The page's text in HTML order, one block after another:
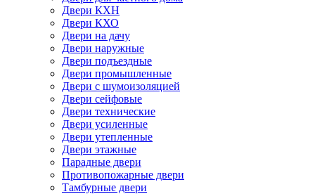
Двери КХН
Двери КХО
Двери на дачу
Двери наружные
Двери подъездные
Двери промышленные
Двери с шумоизоляцией
Двери сейфовые
Двери технические
Двери усиленные
Двери утепленные
Двери этажные
Парадные двери
Противопожарные двери
Тамбурные двери